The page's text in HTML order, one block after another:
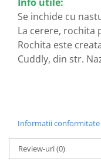
Se inchide cu
La cerere, rochita
Rochita este
Cuddly, din str.
Informatii
Review-uri(0)